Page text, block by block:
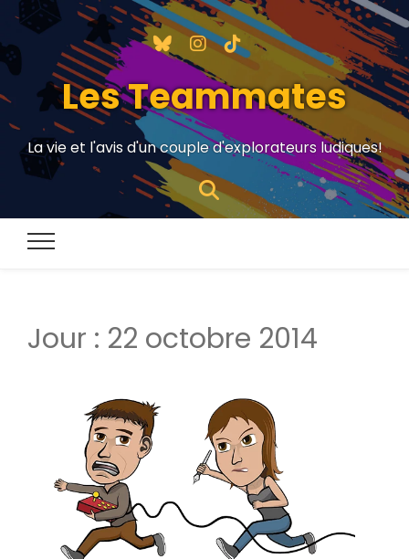
Les Teammates
La vie et l'avis d'un couple d'explorateurs ludiques!
Jour : 22 octobre 2014